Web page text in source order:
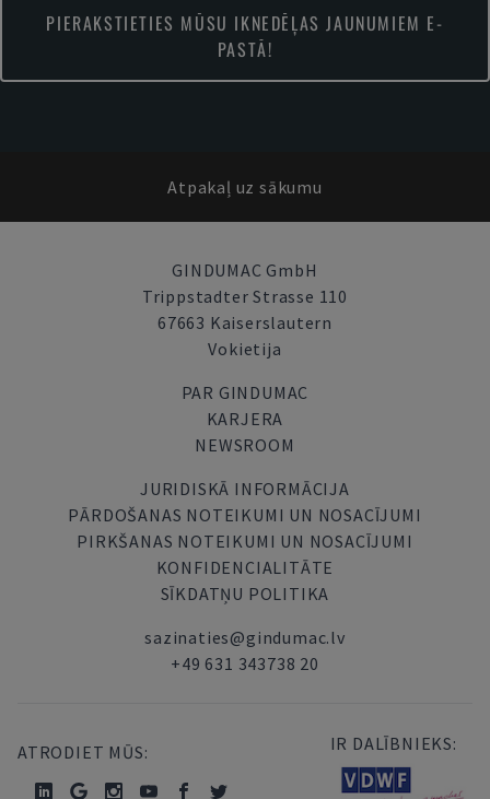
PIERAKSTIETIES MŪSU IKNEDĒĻAS JAUNUMIEM E-
PASTĀ!
Atpakaļ uz sākumu
GINDUMAC GmbH
Trippstadter Strasse 110
67663 Kaiserslautern
Vokietija
PAR GINDUMAC
KARJERA
NEWSROOM
JURIDISKĀ INFORMĀCIJA
PĀRDOŠANAS NOTEIKUMI UN NOSACĪJUMI
PIRKŠANAS NOTEIKUMI UN NOSACĪJUMI
KONFIDENCIALITĀTE
SĪKDATŅU POLITIKA
sazinaties@gindumac.lv
+49 631 343738 20
ATRODIET MŪS: IR DALĪBNIEKS: